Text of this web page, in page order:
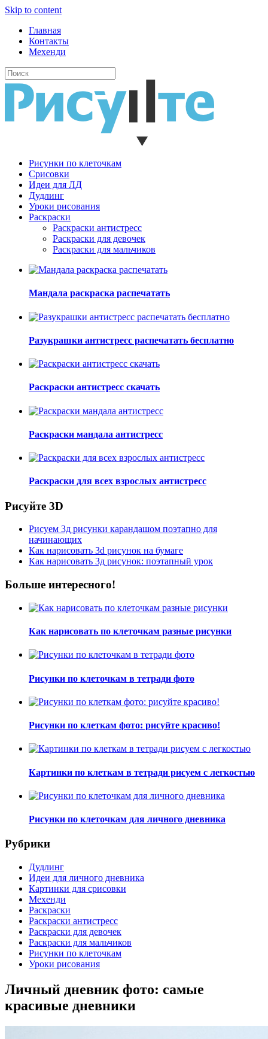
Skip to content
Главная
Контакты
Мехенди
Рисунки по клеточкам
Cрисовки
Идеи для ЛД
Дудлинг
Уроки рисования
Раскраски
Раскраски антистресс
Раскраски для девочек
Раскраски для мальчиков
Мандала раскраска распечатать
Разукрашки антистресс распечатать бесплатно
Раскраски антистресс скачать
Раскраски мандала антистресс
Раскраски для всех взрослых антистресс
Рисуйте 3D
Рисуем 3д рисунки карандашом поэтапно для
начинающих
Как нарисовать 3d рисунок на бумаге
Как нарисовать 3д рисунок: поэтапный урок
Больше интересного!
Как нарисовать по клеточкам разные рисунки
Рисунки по клеточкам в тетради фото
Рисунки по клеткам фото: рисуйте красиво!
Картинки по клеткам в тетради рисуем с легкостью
Рисунки по клеточкам для личного дневника
Рубрики
Дудлинг
Идеи для личного дневника
Картинки для срисовки
Мехенди
Раскраски
Раскраски антистресс
Раскраски для девочек
Раскраски для мальчиков
Рисунки по клеточкам
Уроки рисования
Личный дневник фото: самые
красивые дневники